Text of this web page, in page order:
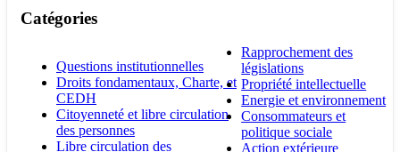
Catégories
Questions institutionnelles
Droits fondamentaux, Charte, et
CEDH
Citoyenneté et libre circulation
des personnes
Libre circulation des
Rapprochement des
législations
Propriété intellectuelle
Energie et environnement
Consommateurs et
politique sociale
Action extérieure